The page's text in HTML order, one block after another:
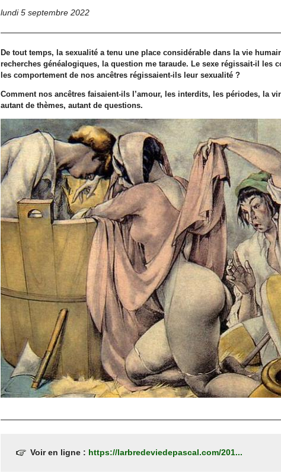
lundi 5 septembre 2022
De tout temps, la sexualité a tenu une place considérable dans la vie
recherches généalogiques, la question me taraude. Le sexe régissait-il les
les comportement de nos ancêtres régissaient-ils leur sexualité ?
Comment nos ancêtres faisaient-ils l’amour, les interdits, les périodes, la
autant de thèmes, autant de questions.
Voir en ligne : https://larbredeviedepascal.com/201...